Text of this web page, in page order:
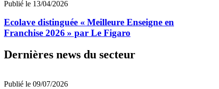
Publié le 13/04/2026
Ecolave distinguée « Meilleure Enseigne en
Franchise 2026 » par Le Figaro
Dernières news du secteur
Publié le 09/07/2026